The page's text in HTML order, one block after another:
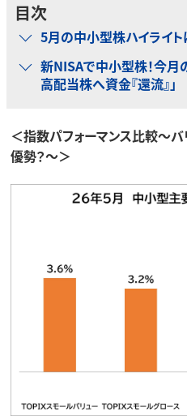
目次
5月の中小型株ハイライト
新NISAで中小型株！今
高配当株へ資金『還流』」
＜指数パフォーマンス比較～
優勢？～＞